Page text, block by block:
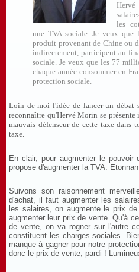
les
une TVA sociale. Je veux que
produit provenant de Chine ou
indirectement, participent au
sociale. Je veux que les 77
chaque année consommer en
protection sociale.
Loin de moi l'idée de lancer un débat
reconnaître qu'Hervé Morin se
mauvais défenseur de cette taxe dans
taxe.
En clair, pour augmenter le pouvoir
propose d'augmenter la TVA.
Suivons son raisonnement
d'achat, il faut augmenter les
les salaires, on augmente le prix
augmenter leur prix de vente. Qu'à
de vente, on va rogner sur l'autre
constituent les charges sociales.
manque à gagner pour notre
donc le prix de vente, pardi !